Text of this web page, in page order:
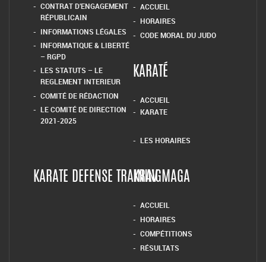
CONTRAT D’ENGAGEMENT
RÉPUBLICAIN
INFORMATIONS LÉGALES
INFORMATIQUE & LIBERTÉ
– RGPD
LES STATUTS – LE
REGLEMENT INTERIEUR
COMITÉ DE RÉDACTION
LE COMITÉ DE DIRECTION
2021-2025
ACCUEIL
HORAIRES
CODE MORAL DU JUDO
KARATÉ
ACCUEIL
KARATE
LES HORAIRES
KARATE DEFENSE TRAININGKRAV MAGA
ACCUEIL
HORAIRES
COMPÉTITIONS
RÉSULTATS